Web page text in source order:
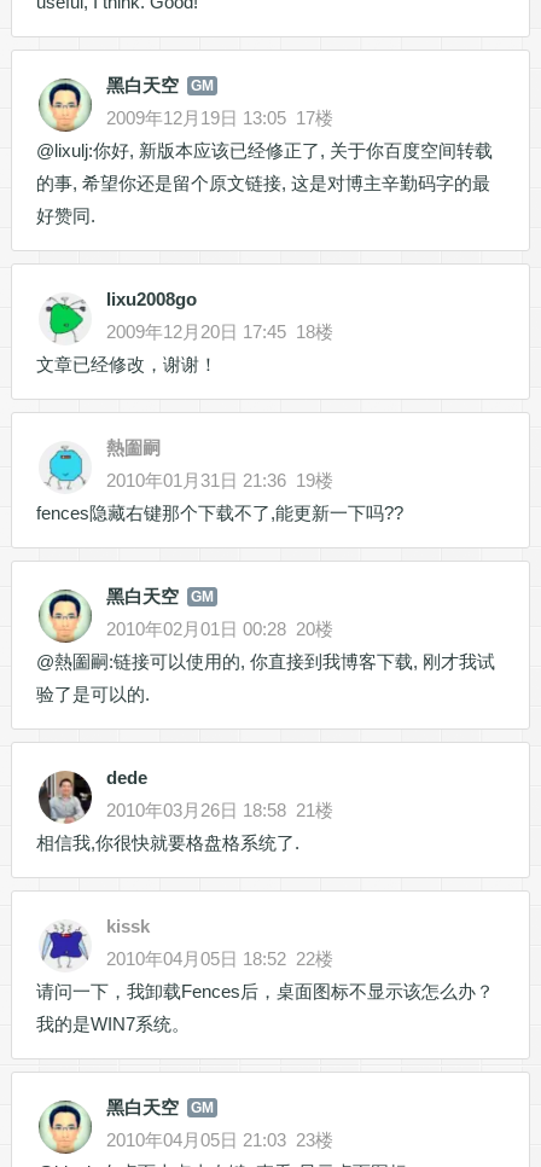
黑白天空 GM
2009年12月19日 13:05 17楼
@lixulj:你好, 新版本应该已经修正了, 关于你百度空间转载
的事, 希望你还是留个原文链接, 这是对博主辛勤码字的最
好赞同.
lixu2008go
2009年12月20日 17:45 18楼
文章已经修改，谢谢！
熱圗嗣
2010年01月31日 21:36 19楼
fences隐藏右键那个下载不了,能更新一下吗??
黑白天空 GM
2010年02月01日 00:28 20楼
@熱圗嗣:链接可以使用的, 你直接到我博客下载, 刚才我试
验了是可以的.
dede
2010年03月26日 18:58 21楼
相信我,你很快就要格盘格系统了.
kissk
2010年04月05日 18:52 22楼
请问一下，我卸载Fences后，桌面图标不显示该怎么办？
我的是WIN7系统。
黑白天空 GM
2010年04月05日 21:03 23楼